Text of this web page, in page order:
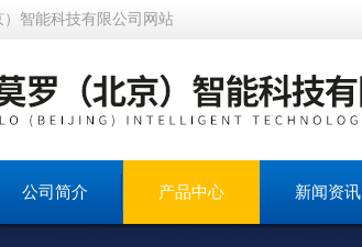
智能科技有限公司网站
公司简介 产品中心 新闻资讯